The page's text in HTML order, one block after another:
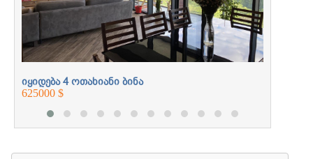
იყიდება 4 ოთახიანი ბინა
625000 $